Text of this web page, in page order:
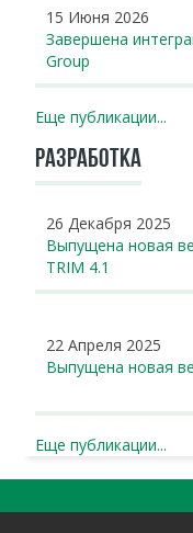
15 Июня 2026
Завершена
Group
Еще публикации...
РАЗРАБОТКА
26 Декабря 2025
Выпущена новая
TRIM 4.1
22 Апреля 2025
Выпущена новая
Еще публикации...